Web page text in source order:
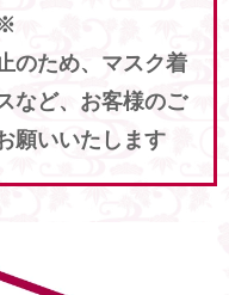
のため、マスク着
など、お客様のご
願いいたします